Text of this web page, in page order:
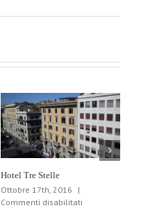
Hotel Tre Stelle
Ottobre 17th, 2016
|
Commenti disabilitati